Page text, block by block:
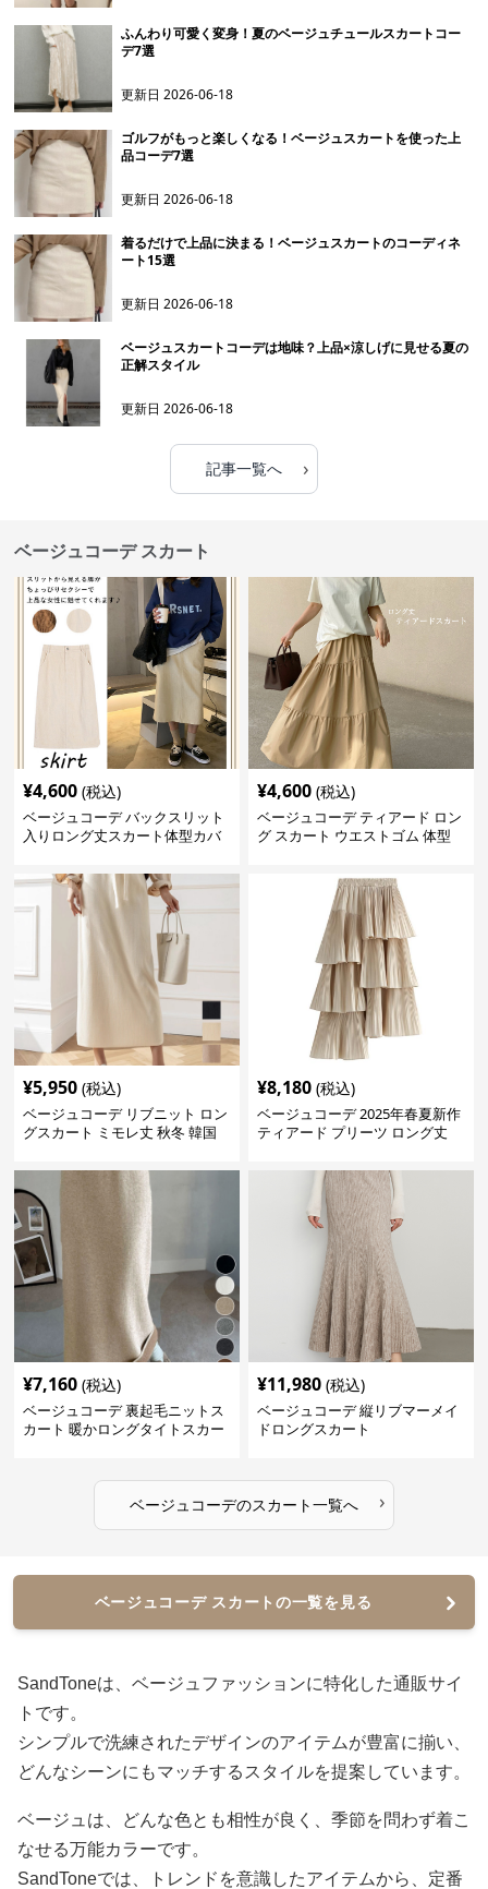
ふんわり可愛く変身！夏のベージュチュールスカートコー
デ7選
更新日2026-06-18
ゴルフがもっと楽しくなる！ベージュスカートを使った上
品コーデ7選
更新日2026-06-18
着るだけで上品に決まる！ベージュスカートのコーディネ
ート15選
更新日2026-06-18
ベージュスカートコーデは地味？上品×涼しげに見せる夏の
正解スタイル
更新日2026-06-18
記事一覧へ ›
ベージュコーデ スカート
¥4,600 (税込)
ベージュコーデ バックスリット
入りロング丈スカート体型カバ
¥4,600 (税込)
ベージュコーデ ティアード ロン
グ スカート ウエストゴム 体型
¥5,950 (税込)
ベージュコーデ リブニット ロン
グスカート ミモレ丈 秋冬 韓国
¥8,180 (税込)
ベージュコーデ 2025年春夏新作
ティアード プリーツ ロング丈
¥7,160 (税込)
ベージュコーデ 裏起毛ニットス
カート 暖かロングタイトスカー
¥11,980 (税込)
ベージュコーデ 縦リブマーメイ
ドロングスカート
ベージュコーデのスカート一覧へ ›
ベージュコーデ スカートの一覧を見る
SandToneは、ベージュファッションに特化した通販サイ
トです。
シンプルで洗練されたデザインのアイテムが豊富に揃い、
どんなシーンにもマッチするスタイルを提案しています。
ベージュは、どんな色とも相性が良く、季節を問わず着こ
なせる万能カラーです。
SandToneでは、トレンドを意識したアイテムから、定番